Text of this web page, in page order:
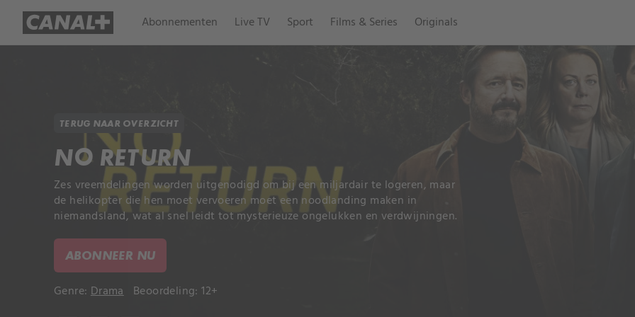
Abonnementen Live TV Sport Films & Series Originals
TERUG NAAR OVERZICHT
NO RETURN
Zes vreemdelingen worden uitgenodigd om bij een miljardair te logeren, maar
de helikopter die hen moet vervoeren moet een noodlanding maken in
niemandsland, wat al snel leidt tot mysterieuze ongelukken en verdwijningen.
ABONNEER NU
Genre: Drama Beoordeling: 12+